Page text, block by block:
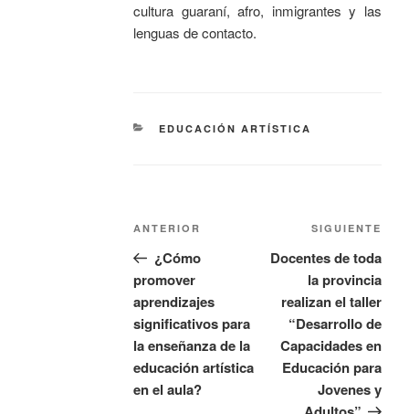
cultura guaraní, afro, inmigrantes y las
lenguas de contacto.
EDUCACIÓN ARTÍSTICA
ANTERIOR
¿Cómo
promover
aprendizajes
significativos para
la enseñanza de la
educación artística
en el aula?
SIGUIENTE
Docentes de toda
la provincia
realizan el taller
“Desarrollo de
Capacidades en
Educación para
Jovenes y